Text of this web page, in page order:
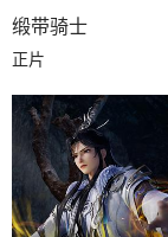
缎带骑士
正片